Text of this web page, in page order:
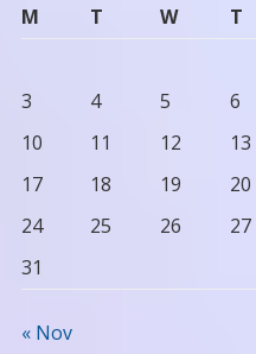
M T W T
3
4 5 6
10
11 12 13
17
18 19 20
24
25 26 27
31
« Nov